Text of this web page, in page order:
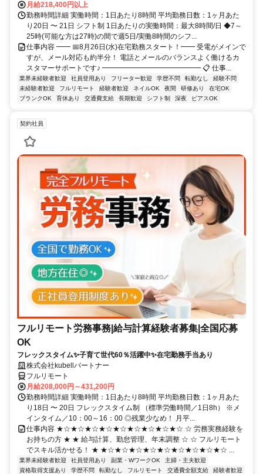
月給218,400円以上
勤務時間詳細 実働時間：1日あたり8時間 平均勤務日数：1ヶ月あた
り20日 〜 21日 シフト制 1日あたりの実働時間：最大8時間/日 ◆7～
25時(可能な方は27時)の間で週5日/実働8時間のシフ...
仕事内容 ━━ 📅8月26日(水)在宅勤務スタート！━━ 受電がメインで
すが、メール対応も約半分！ 電話とメールのバランスよく働けるカ
スタマーサポートです♪ ━━━━━━━━━━━━━━ 📋 仕事...
業界未経験者歓迎 社員登用あり フリーター歓迎 学歴不問 転勤なし
経験不問
未経験者歓迎
フルリモート 経験者歓迎 ネイルOK 夜間 研修あり
在宅OK
ブランクOK
育休あり 交通費支給 長期歓迎 シフト制 深夜 ピアスOK
契約社員
フルリモート労務事務|給与計算経験者募集|全国応募
OK
フレックスタイム✨子育て世代60％活躍中✨在宅勤務手当あり
株式会社kubellパートナー
フルリモート
月給208,000円～431,200円
勤務時間詳細 実働時間：1日あたり8時間 平均勤務日数：1ヶ月あた
り18日 〜 20日 フレックスタイム制 （標準労働時間／1日8h） ※メ
インタイム／10：00～16：00 ◎残業少なめ！ 月平...
仕事内容 ★☆★☆★☆★☆★☆★☆★☆★☆★☆ ☆ 労務実務経験を
お持ちの方 ★ ★ 給与計算、勤怠管理、年末調整 ☆ ☆ フルリモート
でスキル活かせる！ ★ ★☆★☆★☆★☆★☆★☆★☆★☆★☆ ...
業界未経験者歓迎 社員登用あり 副業・WワークOK
主婦・主夫歓迎
資格取得支援あり
学歴不問 転勤なし フルリモート 交通費全額支給
経験者歓迎